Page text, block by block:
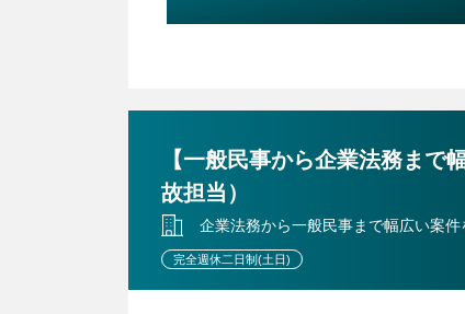
・海外子会社との連携
・取締役会事務局業務
【業務に関する変更の範囲】
事業や所属部門の状況の変化等により、会
【一般民事から企業法務まで
故担当）
企業法務から一般民事まで幅広い案
完全週休二日制(土日)